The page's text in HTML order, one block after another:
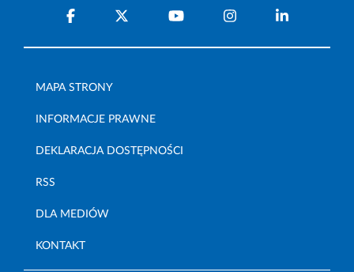
MAPA STRONY
INFORMACJE PRAWNE
DEKLARACJA DOSTĘPNOŚCI
RSS
DLA MEDIÓW
KONTAKT